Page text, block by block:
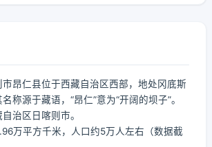
昂仁县位于西藏自治区西部，地处冈底斯
称源于藏语，“昂仁”意为“开阔的坝子”。
治区日喀则市。
万平方千米，人口约5万人左右（数据截